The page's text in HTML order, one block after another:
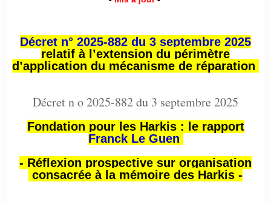
Décret n° 2025-882 du 3 septembre 2025
relatif à l’extension du périmètre
d’application du mécanisme de réparation
Décret n o 2025-882 du 3 septembre 2025
Fondation pour les Harkis : le rapport
Franck Le Guen
- Réflexion prospective sur organisation
consacrée à la mémoire des Harkis -